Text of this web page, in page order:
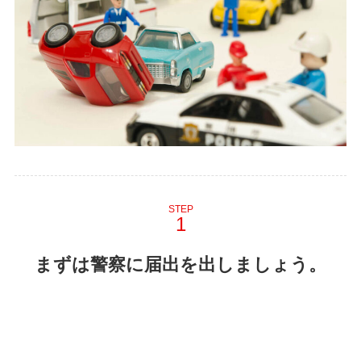
STEP
まずは警察に届出を出しましょう。